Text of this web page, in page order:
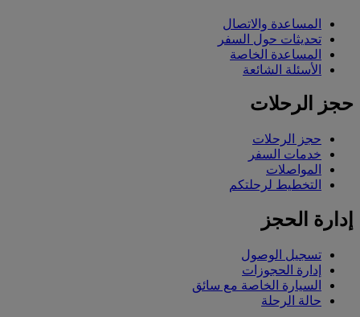
المساعدة والاتصال
تحديثات حول السفر
المساعدة الخاصة
الأسئلة الشائعة
حجز الرحلات
حجز الرحلات
خدمات السفر
المواصلات
التخطيط لرحلتكم
إدارة الحجز
تسجيل الوصول
إدارة الحجوزات
السيارة الخاصة مع سائق
حالة الرحلة